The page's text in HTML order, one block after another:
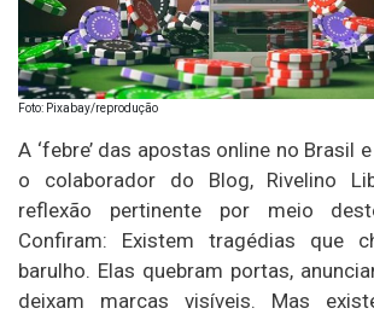
Foto: Pixabay/reprodução
A ‘febre’ das apostas online no Brasil
o colaborador do Blog, Rivelino
reflexão pertinente por meio
Confiram: Existem tragédias que
barulho. Elas quebram portas,
deixam marcas visíveis. Mas